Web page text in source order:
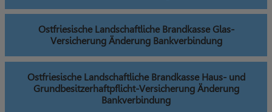
Ostfriesische Landschaftliche Brandkasse Glas-
Versicherung Änderung Bankverbindung
Ostfriesische Landschaftliche Brandkasse Haus- und
Grundbesitzerhaftpflicht-Versicherung Änderung
Bankverbindung